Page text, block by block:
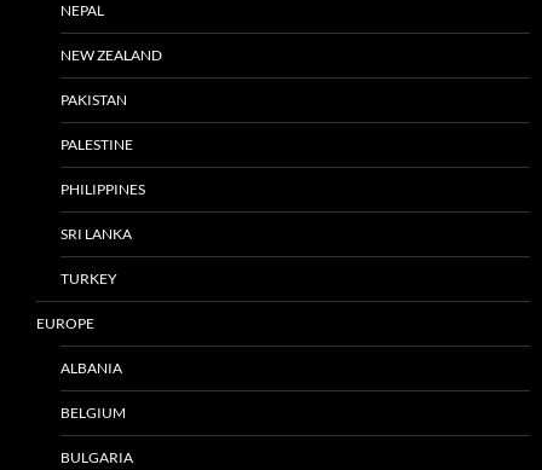
NEPAL
NEW ZEALAND
PAKISTAN
PALESTINE
PHILIPPINES
SRI LANKA
TURKEY
EUROPE
ALBANIA
BELGIUM
BULGARIA